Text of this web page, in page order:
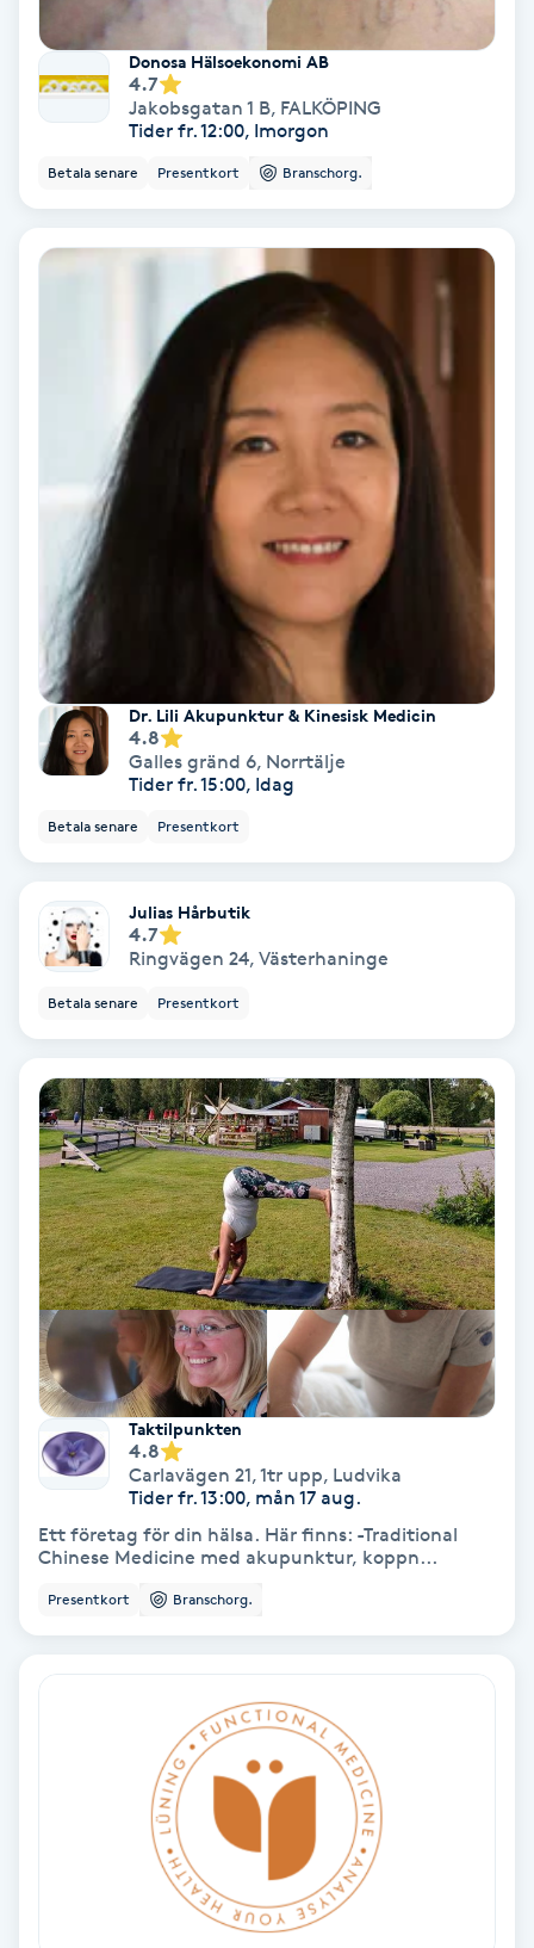
Färgning
Föning
Gelenaglar
Gellack med förstärkning
Gravidmassage
Gravidyoga
Gruppträning
Gua Sha-massage
Hatha Yoga
Headspa
Herrklippning
Hollywood Peel
Hot Stone Massage
Hot yoga
Hudföryngring
Huduppstramning
Hudvård
Hyaluronsyra
Hyperhidros
Hårborttagning
Hårbottenbehandling
Hårförlängning
Donosa Hälsoekonomi AB
4.7
Jakobsgatan 1 B, FALKÖPING
Tider fr. 12:00, Imorgon
Betala senare Presentkort Branschorg.
Dr. Lili Akupunktur & Kinesisk Medicin
4.8
Galles gränd 6, Norrtälje
Tider fr. 15:00, Idag
Betala senare Presentkort
Julias Hårbutik
4.7
Ringvägen 24, Västerhaninge
Betala senare Presentkort
Taktilpunkten
4.8
Carlavägen 21, 1tr upp, Ludvika
Tider fr. 13:00, mån 17 aug.
Ett företag för din hälsa. Här finns: -Traditional
Chinese Medicine med akupunktur, koppn...
Presentkort Branschorg.